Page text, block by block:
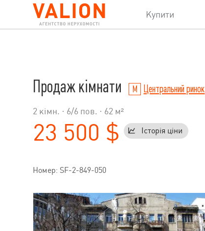
Купити
Продаж кімнати Центральний ринок
2 кімн. · 6/6 пов. · 62 м²
23 500 $ Історія ціни
Номер: SF-2-849-050